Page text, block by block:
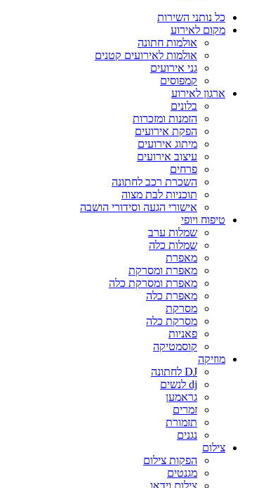
כל נותני השירות
מקום לאירוע
אולמות חתונה
אולמות לאירועים קטנים
גני אירועים
קמפוסים
ארגון לאירוע
בלונים
הזמנות ומזכרות
הפקת אירועים
מיתוג אירועים
עיצוב אירועים
פרחים
השכרת רכב לחתונה
תוכניות לבת מצוה
אישורי הגעה וסידורי הושבה
טיפוח ויופי
שמלות ערב
שמלות כלה
מאפרת
מאפרת ומסרקת
מאפרת ומסרקת כלה
מאפרת כלה
מסרקת
מסרקת כלה
פאניות
קוסמטיקה
מוזיקה
DJ לחתונה
dj לנשים
גראמען
זמרים
תזמורת
נגנים
צילום
הפקות צילום
מגנטים
צילום וידאו